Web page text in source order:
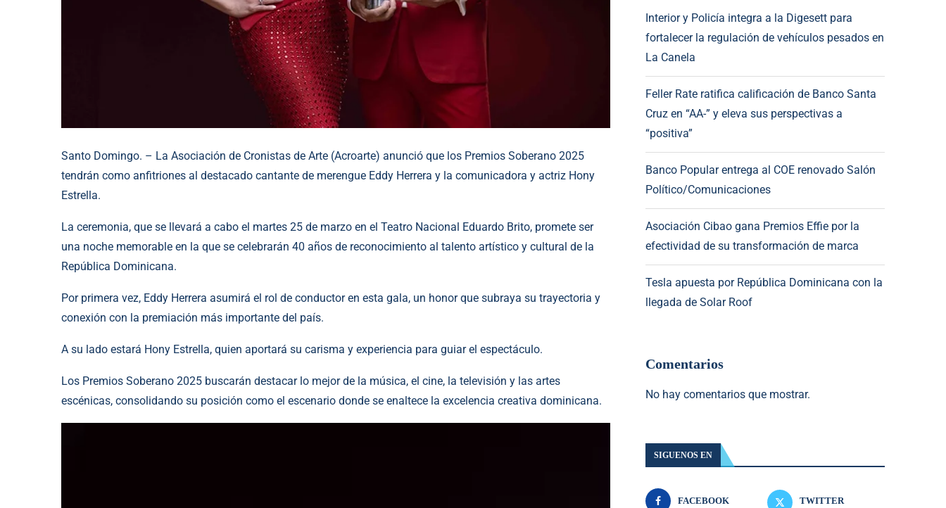
Santo Domingo. – La Asociación de Cronistas de Arte (Acroarte) anunció que los Premios Soberano 2025
tendrán como anfitriones al destacado cantante de merengue Eddy Herrera y la comunicadora y actriz Hony
Estrella.
La ceremonia, que se llevará a cabo el martes 25 de marzo en el Teatro Nacional Eduardo Brito, promete ser
una noche memorable en la que se celebrarán 40 años de reconocimiento al talento artístico y cultural de la
República Dominicana.
Por primera vez, Eddy Herrera asumirá el rol de conductor en esta gala, un honor que subraya su trayectoria y
conexión con la premiación más importante del país.
A su lado estará Hony Estrella, quien aportará su carisma y experiencia para guiar el espectáculo.
Los Premios Soberano 2025 buscarán destacar lo mejor de la música, el cine, la televisión y las artes
escénicas, consolidando su posición como el escenario donde se enaltece la excelencia creativa dominicana.
Interior y Policía integra a la Digesett para
fortalecer la regulación de vehículos pesados en
La Canela
Feller Rate ratifica calificación de Banco Santa
Cruz en “AA-” y eleva sus perspectivas a
“positiva”
Banco Popular entrega al COE renovado Salón
Político/Comunicaciones
Asociación Cibao gana Premios Effie por la
efectividad de su transformación de marca
Tesla apuesta por República Dominicana con la
llegada de Solar Roof
Comentarios
No hay comentarios que mostrar.
SIGUENOS EN
FACEBOOK TWITTER